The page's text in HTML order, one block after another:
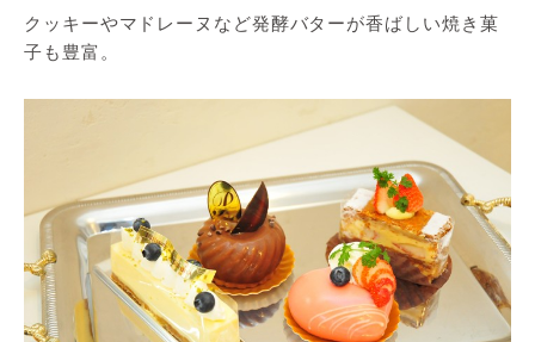
クッキーやマドレーヌなど発酵バターが香ばしい焼き菓
子も豊富。